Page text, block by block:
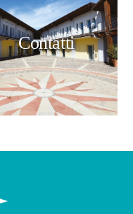
Contatti